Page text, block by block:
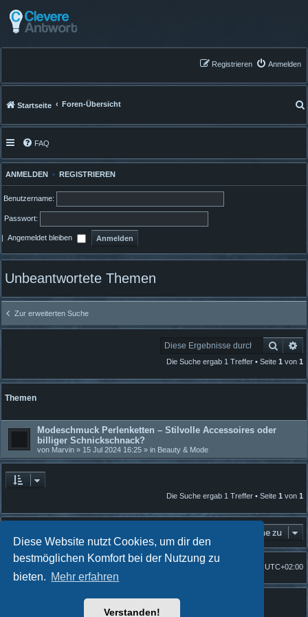
Diese Website nutzt Cookies, um dir den
bestmöglichen Komfort bei der Nutzung zu
bieten. Mehr erfahren
Verstanden!
Anmelden
Registrieren
Startseite Foren-Übersicht
FAQ
ANMELDEN • REGISTRIEREN
Benutzername:
Passwort:
| Angemeldet bleiben
Unbeantwortete Themen
Zur erweiterten Suche
Suche
Die Suche ergab 1 Treffer • Seite 1 von 1
Themen
Modeschmuck Perlenketten – Stilvolle Accessoires oder
billiger Schnickschnack?
von Marvin » 15 Jul 2024 16:25 » in Beauty & Mode
Die Suche ergab 1 Treffer • Seite 1 von 1
Gehe zu
UTC+02:00
FanFanlaTuFlippe